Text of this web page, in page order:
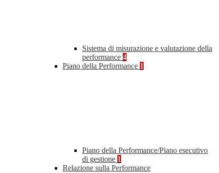
Sistema di misurazione e valutazione della
performance 4
Piano della Performance 1
Piano della Performance/Piano esecutivo
di gestione 1
Relazione sulla Performance